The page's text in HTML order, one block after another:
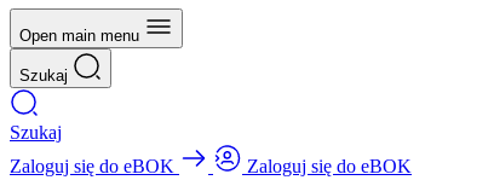
Open main menu
Szukaj
Szukaj
Zaloguj się do eBOK
Zaloguj się do eBOK